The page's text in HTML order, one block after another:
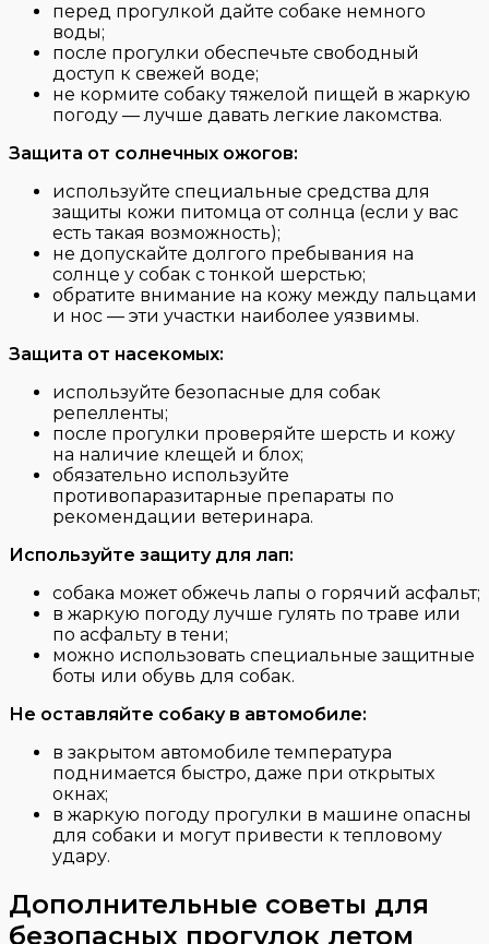
перед прогулкой дайте собаке немного
воды;
после прогулки обеспечьте свободный
доступ к свежей воде;
не кормите собаку тяжелой пищей в жаркую
погоду — лучше давать легкие лакомства.
Защита от солнечных ожогов:
используйте специальные средства для
защиты кожи питомца от солнца (если у вас
есть такая возможность);
не допускайте долгого пребывания на
солнце у собак с тонкой шерстью;
обратите внимание на кожу между пальцами
и нос — эти участки наиболее уязвимы.
Защита от насекомых:
используйте безопасные для собак
репелленты;
после прогулки проверяйте шерсть и кожу
на наличие клещей и блох;
обязательно используйте
противопаразитарные препараты по
рекомендации ветеринара.
Используйте защиту для лап:
собака может обжечь лапы о горячий асфальт;
в жаркую погоду лучше гулять по траве или
по асфальту в тени;
можно использовать специальные защитные
боты или обувь для собак.
Не оставляйте собаку в автомобиле:
в закрытом автомобиле температура
поднимается быстро, даже при открытых
окнах;
в жаркую погоду прогулки в машине опасны
для собаки и могут привести к тепловому
удару.
Дополнительные советы для
безопасных прогулок летом